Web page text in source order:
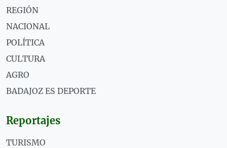
REGIÓN
NACIONAL
POLÍTICA
CULTURA
AGRO
BADAJOZ ES DEPORTE
Reportajes
TURISMO